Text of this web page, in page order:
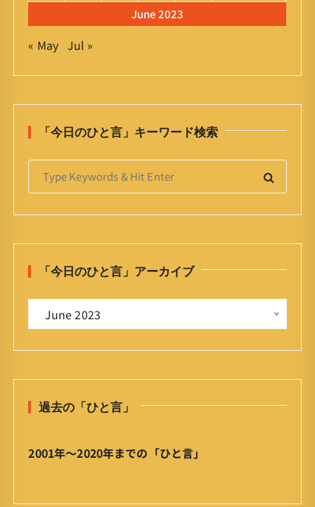
June 2023
« May Jul »
「今日のひと言」キーワード検索
S
r
:
「今日のひと言」アーカイブ
ひ
言
ア
イ
June 2023
過去の「ひと言」
2001年〜2020年までの「ひと言」